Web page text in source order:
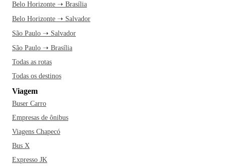
Belo Horizonte ➝ Brasília
Belo Horizonte ➝ Salvador
São Paulo ➝ Salvador
São Paulo ➝ Brasília
Todas as rotas
Todas os destinos
Viagem
Buser Carro
Empresas de ônibus
Viagens Chapecó
Bus X
Expresso JK